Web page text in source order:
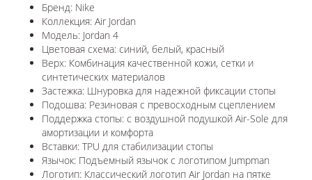
Бренд: Nike
Коллекция: Air Jordan
Модель: Jordan 4
Цветовая схема: синий, белый, красный
Верх: Комбинация качественной кожи, сетки и
синтетических материалов
Застежка: Шнуровка для надежной фиксации стопы
Подошва: Резиновая с превосходным сцеплением
Поддержка стопы: с воздушной подушкой Air-Sole для
амортизации и комфорта
Вставки: TPU для стабилизации стопы
Язычок: Подъемный язычок с логотипом Jumpman
Логотип: Классический логотип Air Jordan на пятке